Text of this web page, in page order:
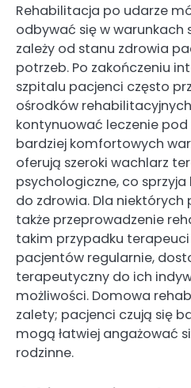
Rehabilitacja po udarze
odbywać się w warunkach
zależy od stanu zdrowia
potrzeb. Po zakończeniu
szpitalu pacjenci często
ośrodków
kontynuować leczenie
bardziej komfortowych
oferują szeroki wachlarz
psychologiczne, co
do zdrowia. Dla
także przeprowadzenie
takim przypadku
pacjentów regularnie,
terapeutyczny do ich
możliwości. Domowa
zalety; pacjenci czują się
mogą łatwiej angażować
rodzinne.